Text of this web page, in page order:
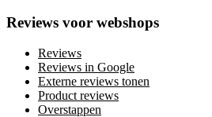
Reviews voor webshops
Reviews
Reviews in Google
Externe reviews tonen
Product reviews
Overstappen